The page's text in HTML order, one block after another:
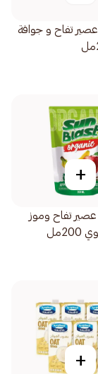
تفاح و جوافة
+
تفاح وموز
+